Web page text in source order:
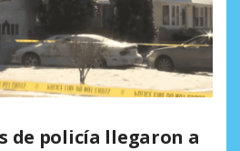
de policía llegaron a